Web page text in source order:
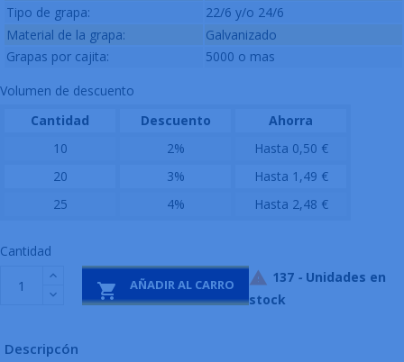
Tipo de grapa:
22/6 y/o 24/6
Material de la grapa:
Galvanizado
Grapas por cajita:
5000 o mas
Volumen de descuento
Cantidad
Descuento
Ahorra
10
2%
Hasta 0,50 €
20
3%
Hasta 1,49 €
25
4% Hasta 2,48 €
Cantidad
 AÑADIR AL CARRO  137 - Unidades en
stock
Descripcón